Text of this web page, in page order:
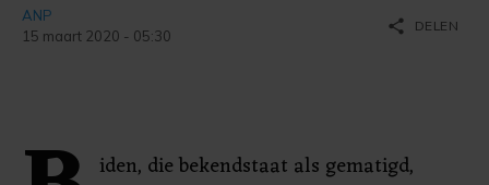
ANP
15 maart 2020 - 05:30
share DELEN
iden, die bekendstaat als gematigd,